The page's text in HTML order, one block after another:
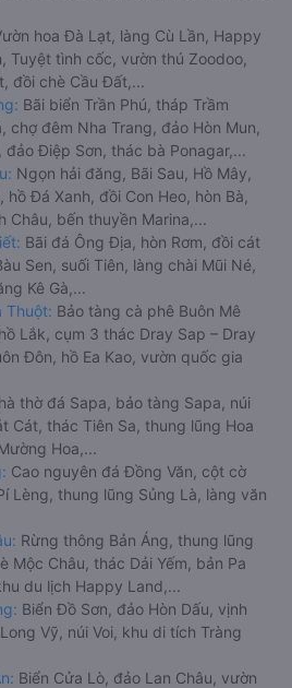
hoa Đà Lạt, làng Cù Lần, Happy
Tuyệt tình cốc, vườn thú Zoodoo,
đồi chè Cầu Đất,...
Bãi biển Trần Phú, tháp Trầm
chợ đêm Nha Trang, đảo Hòn Mun,
đảo Điệp Sơn, thác bà Ponagar,...
Ngọn hải đăng, Bãi Sau, Hồ Mây,
hồ Đá Xanh, đồi Con Heo, hòn Bà,
Châu, bến thuyền Marina,...
Bãi đá Ông Địa, hòn Rơm, đồi cát
Sen, suối Tiên, làng chài Mũi Né,
Kê Gà,...
Thuột: Bảo tàng cà phê Buôn Mê
Lắk, cụm 3 thác Dray Sap – Dray
Đôn, hồ Ea Kao, vườn quốc gia
thờ đá Sapa, bảo tàng Sapa, núi
Cát, thác Tiên Sa, thung lũng Hoa
Hoa,...
Cao nguyên đá Đồng Văn, cột cờ
Lèng, thung lũng Sủng Là, làng văn
Rừng thông Bản Áng, thung lũng
Mộc Châu, thác Dải Yếm, bản Pa
du lịch Happy Land,...
Biển Đồ Sơn, đảo Hòn Dấu, vịnh
Vỹ, núi Voi, khu di tích Tràng
Biển Cửa Lò, đảo Lan Châu, vườn